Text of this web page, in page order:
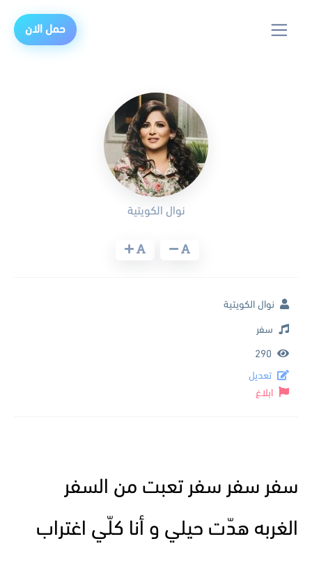
حمل الان
سفر سفر سفر تعبت من السفر
الغربه هدّت حيلي و أنا كلّي اغتراب
نوال الكويتية
نوال الكويتية
سفر
290
تعديل
ابلاغ